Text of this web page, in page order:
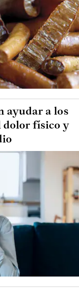
ayudar a los
dolor físico y